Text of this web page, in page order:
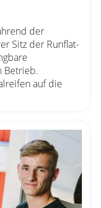
der
Sitz der Runflat-
Betrieb.
auf die